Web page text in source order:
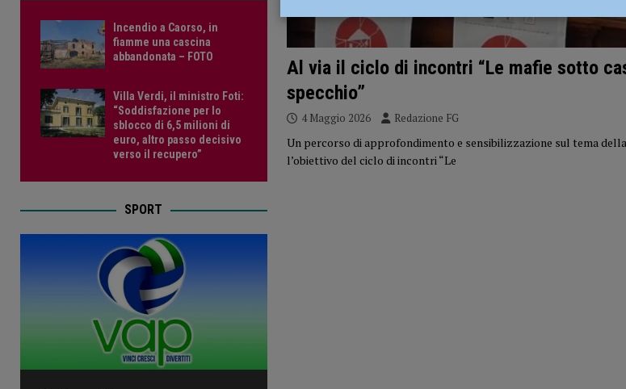
Al via il ciclo di incontri “Le mafie sotto
specchio”
4 Maggio 2026 Redazione FG
Un percorso di approfondimento e sensibilizzazione sul tema
l’obiettivo del ciclo di incontri “Le
Incendio a Caorso, in
fiamme una cascina
abbandonata – FOTO
Villa Verdi, il ministro Foti:
“Soddisfazione per lo
sblocco di 6,5 milioni di
euro, altro passo decisivo
verso il recupero”
SPORT